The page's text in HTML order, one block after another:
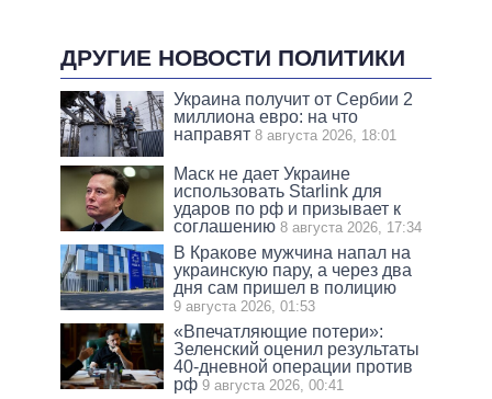
ДРУГИЕ НОВОСТИ ПОЛИТИКИ
Украина получит от Сербии 2
миллиона евро: на что
направят 8 августа 2026, 18:01
Маск не дает Украине
использовать Starlink для
ударов по рф и призывает к
соглашению 8 августа 2026, 17:34
В Кракове мужчина напал на
украинскую пару, а через два
дня сам пришел в полицию
9 августа 2026, 01:53
«Впечатляющие потери»:
Зеленский оценил результаты
40-дневной операции против
рф 9 августа 2026, 00:41